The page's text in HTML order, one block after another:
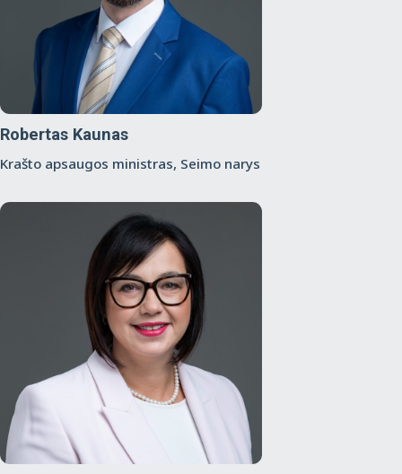
Robertas Kaunas
Krašto apsaugos ministras, Seimo narys